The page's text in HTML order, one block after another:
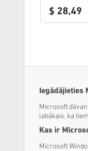
$ 28,49
Microsoft
labākais, ka
Kas ir
Microsoft